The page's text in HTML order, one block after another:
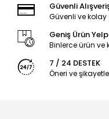
Güvenli
Güvenli ve
Geniş Ürün
Binlerce ürün
7 / 24 DESTEK
Öneri ve